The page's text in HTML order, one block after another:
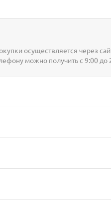
осуществляется через
можно получить с 9:00 до